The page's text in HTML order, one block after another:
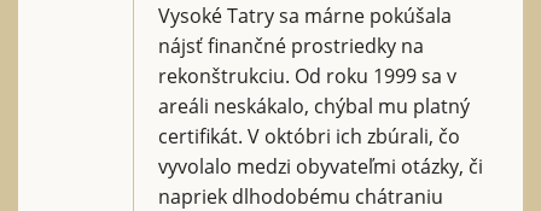
Vysoké Tatry sa márne pokúšala
nájsť finančné prostriedky na
rekonštrukciu. Od roku 1999 sa v
areáli neskákalo, chýbal mu platný
certifikát. V októbri ich zbúrali, čo
vyvolalo medzi obyvateľmi otázky, či
napriek dlhodobému chátraniu